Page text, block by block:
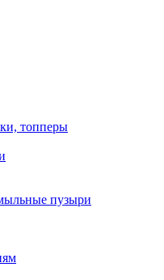
топперы
пузыри